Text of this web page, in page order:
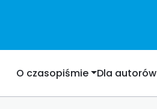
O czasopiśmie Dla autorów